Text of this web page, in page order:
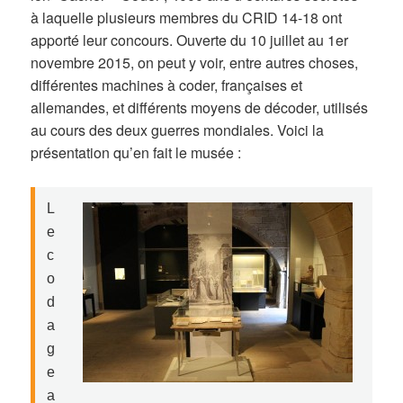
à laquelle plusieurs membres du CRID 14-18 ont
apporté leur concours. Ouverte du 10 juillet au 1er
novembre 2015, on peut y voir, entre autres choses,
différentes machines à coder, françaises et
allemandes, et différents moyens de décoder, utilisés
au cours des deux guerres mondiales. Voici la
présentation qu’en fait le musée :
L
e
c
o
d
a
g
e
a